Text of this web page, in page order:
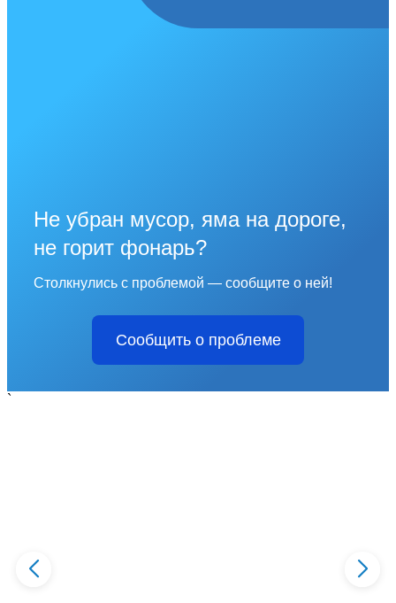
Не убран мусор, яма на дороге,
не горит фонарь?
Столкнулись с проблемой — сообщите о ней!
Сообщить о проблеме
`